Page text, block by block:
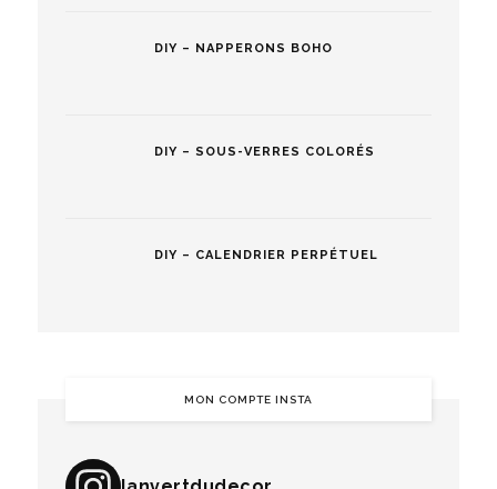
DIY – NAPPERONS BOHO
DIY – SOUS-VERRES COLORÉS
DIY – CALENDRIER PERPÉTUEL
MON COMPTE INSTA